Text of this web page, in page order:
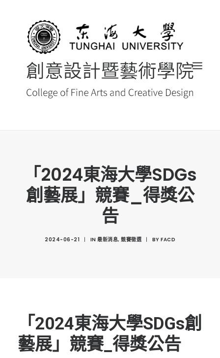
最新消息 NEWS
創藝院簡介
光點計畫智慧設計班
表單下載
招生資訊
高中生專區
「2024東海大學SDGs
創藝展」競賽_得獎公
告
2024-06-21 | IN 最新消息, 競賽徵選 | BY FACD
「2024東海大學SDGs創
藝展」競賽_得獎公告